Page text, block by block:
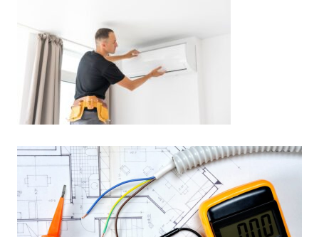
Navigation
de
l’article